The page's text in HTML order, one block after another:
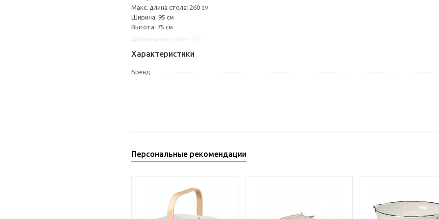
Макс. длина стола: 260 см
Ширина: 95 см
Высота: 75 см
Характеристики
Бренд
Персональные рекомендации